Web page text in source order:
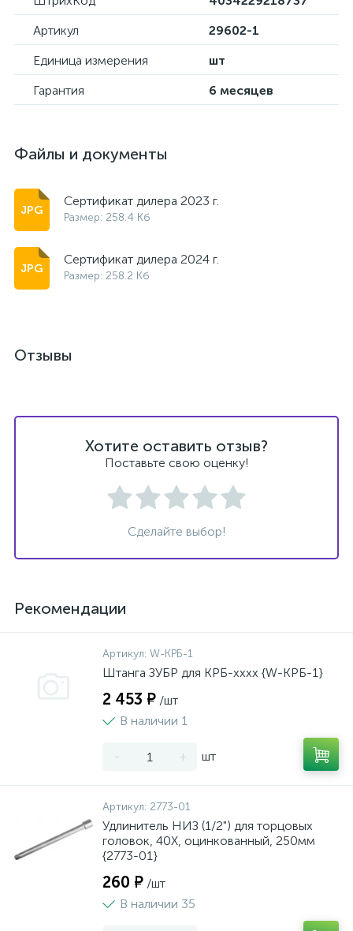
Артикул
29602-1
Единица измерения
шт
Гарантия
6 месяцев
Файлы и документы
Сертификат дилера 2023 г.
Размер: 258.4 Кб
Сертификат дилера 2024 г.
Размер: 258.2 Кб
Отзывы
Хотите оставить отзыв?
Поставьте свою оценку!
Сделайте выбор!
Рекомендации
Артикул: W-КРБ-1
Штанга ЗУБР для КРБ-хххх {W-КРБ-1}
2 453 ₽ /шт
В наличии 1
- + шт
Артикул: 2773-01
Удлинитель НИЗ (1/2") для торцовых
головок, 40Х, оцинкованный, 250мм
{2773-01}
260 ₽ /шт
В наличии 35